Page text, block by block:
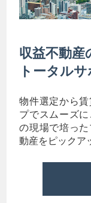
収益不動産
トータル
物件選定から
プでスムーズ
の現場で培っ
動産をピックア